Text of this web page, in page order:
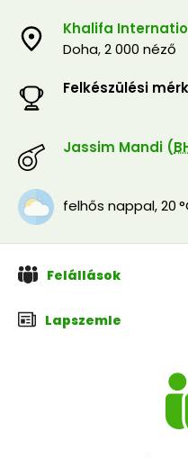
Khalifa
Doha,2 000 néző
Felkészülési
Jassim Mandi (
felhős nappal,20
Felállások
Lapszemle